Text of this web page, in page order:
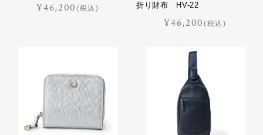
¥46,200(税込)
折り財布 HV-22
¥46,200(税込)
ハノーバー
ピルエット
ピント
ファセット
フェル